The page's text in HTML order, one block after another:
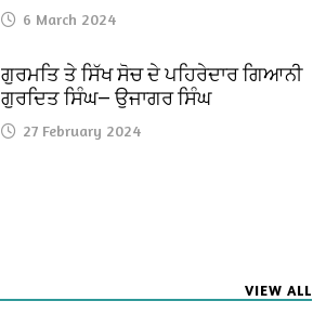
6 March 2024
ਗੁਰਮਤਿ ਤੇ ਸਿੱਖ ਸੋਚ ਦੇ ਪਹਿਰੇਦਾਰ ਗਿਆਨੀ
ਗੁਰਦਿਤ ਸਿੰਘ— ਉਜਾਗਰ ਸਿੰਘ
27 February 2024
VIEW ALL